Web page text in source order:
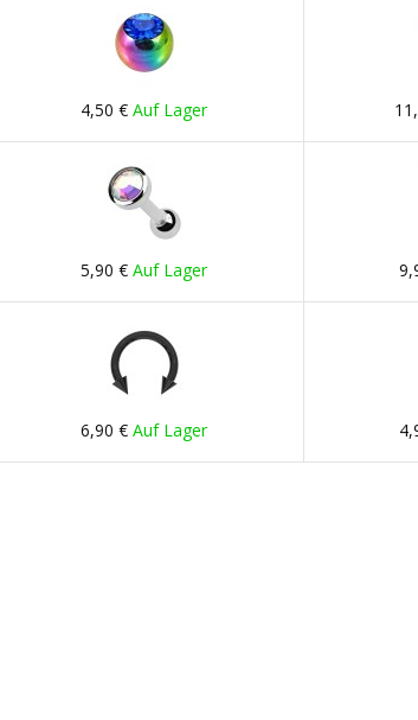
4,50 €Auf Lager
5,90 €Auf Lager
6,90 €Auf Lager